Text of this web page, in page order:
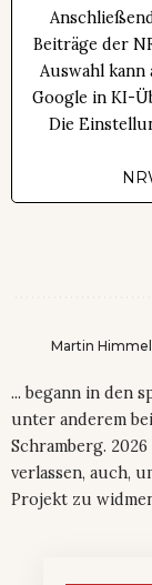
Beiträge der
Auswahl
Google in KI-
Die
Martin
... begann in den
unter anderem
Schramberg.
verlassen, auch,
Projekt zu